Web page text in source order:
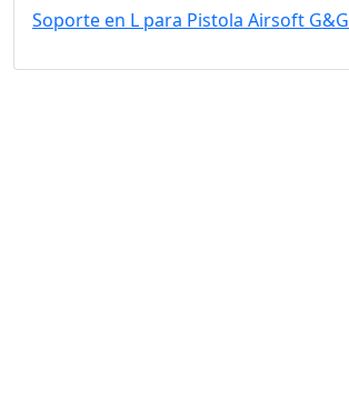
Soporte en L para Pistola Airsoft G&G